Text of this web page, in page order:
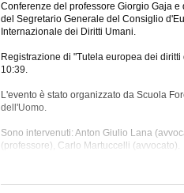
Conferenze del professore Giorgio Gaja
del Segretario Generale del Consiglio
Internazionale dei Diritti Umani.
Registrazione di "Tutela europea dei
10:39.
L'evento è stato organizzato da Scuola
dell'Uomo.
Sono intervenuti: Anton Giulio Lana
(professore), Carlo Martuccelli (avvocato).
discussi i seguenti argomenti:
Umani, Diritto, Diritto Internazionale,